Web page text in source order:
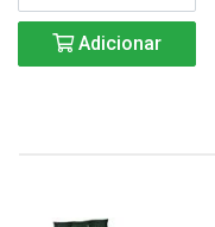
Adicionar